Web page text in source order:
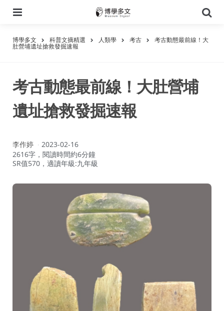
尋
博學多文 科普文摘精選 人類學 考古 考古動態最前線！大
肚營埔遺址搶救發掘速報
考古動態最前線！大肚營埔
遺址搶救發掘速報
作
者：
李作婷
2023-02-16
2616字，閱讀時間約6分鐘
SR值570，適讀年級:九年級